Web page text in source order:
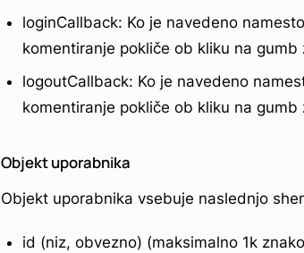
loginCallback: Ko je navedeno
komentiranje pokliče ob kliku na gumb
logoutCallback: Ko je navedeno
komentiranje pokliče ob kliku na gumb
Objekt uporabnika
Objekt uporabnika vsebuje naslednjo
id (niz, obvezno) (maksimalno 1k